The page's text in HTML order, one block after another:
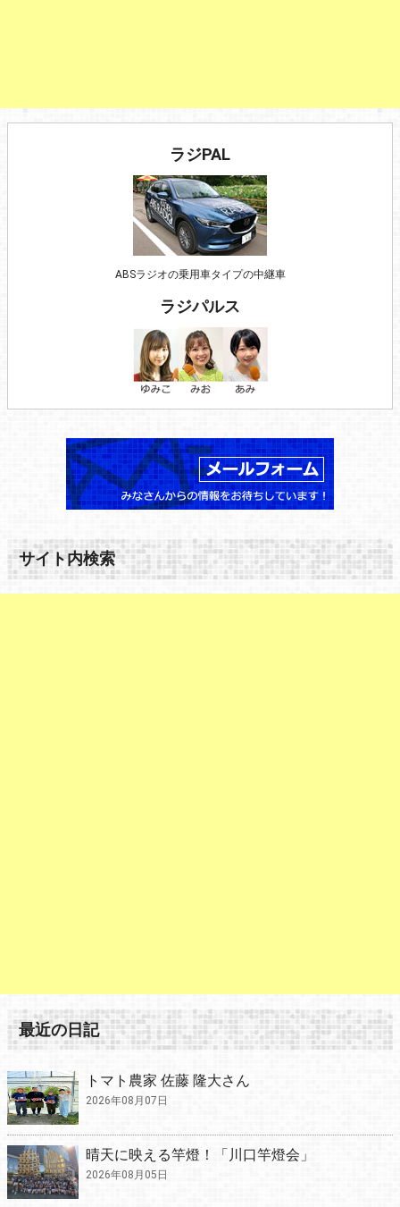
ラジPAL
ABSラジオの乗用車タイプの中継車
ラジパルス
サイト内検索
最近の日記
トマト農家 佐藤 隆大さん
2026年08月07日
晴天に映える竿燈！「川口竿燈会」
2026年08月05日